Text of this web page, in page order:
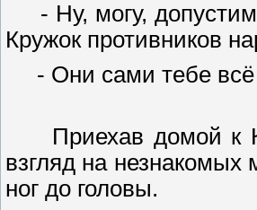
- Ну, могу, допустим,
Кружок противников
- Они сами тебе всё
Приехав домой к
взгляд на
ног до головы.